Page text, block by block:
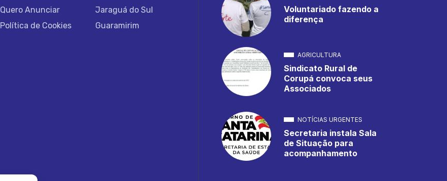
Quero Anunciar
Política de Cookies
Jaraguá do Sul
Guaramirim
Voluntariado fazendo a
diferença
AGRICULTURA
Sindicato Rural de
Corupá convoca seus
Associados
NOTÍCIAS URGENTES
Secretaria instala Sala
de Situação para
acompanhamento